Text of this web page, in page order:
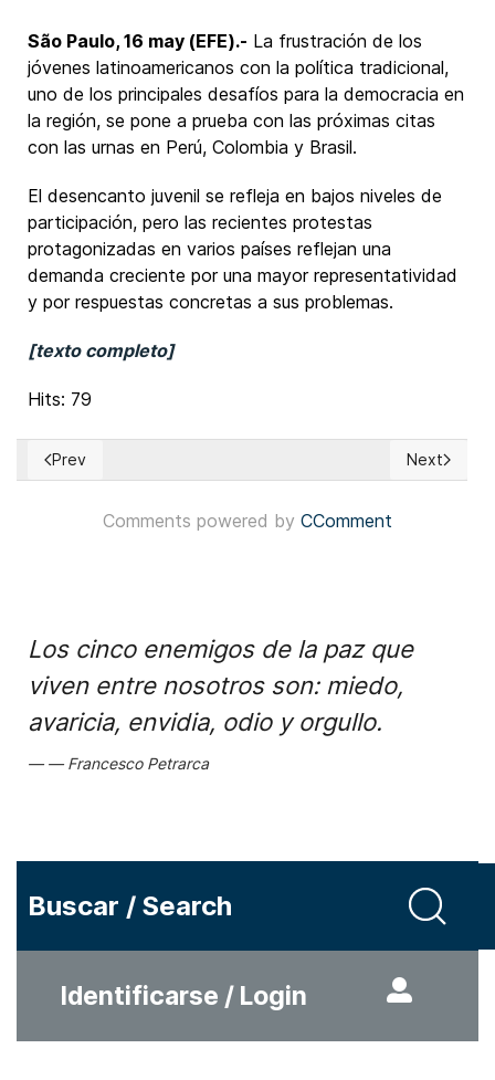
São Paulo, 16 may (EFE).- La frustración de los
jóvenes latinoamericanos con la política tradicional,
uno de los principales desafíos para la democracia en
la región, se pone a prueba con las próximas citas
con las urnas en Perú, Colombia y Brasil.
El desencanto juvenil se refleja en bajos niveles de
participación, pero las recientes protestas
protagonizadas en varios países reflejan una
demanda creciente por una mayor representatividad
y por respuestas concretas a sus problemas.
[texto completo]
Hits: 79
Previous article: EUA: Miembros destacados del partido
Prev Next
Next
Comments powered by CComment
Los cinco enemigos de la paz que
viven entre nosotros son: miedo,
avaricia, envidia, odio y orgullo.
Francesco Petrarca
Buscar / Search
Identificarse / Login